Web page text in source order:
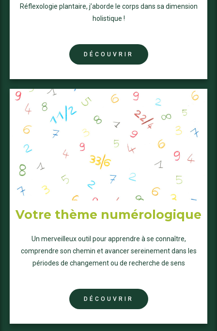
Réflexologie plantaire, j’aborde le corps dans sa dimension
holistique !
DÉCOUVRIR
Votre thème numérologique
Un merveilleux outil pour apprendre à se connaître,
comprendre son chemin et avancer sereinement dans les
périodes de changement ou de recherche de sens
DÉCOUVRIR